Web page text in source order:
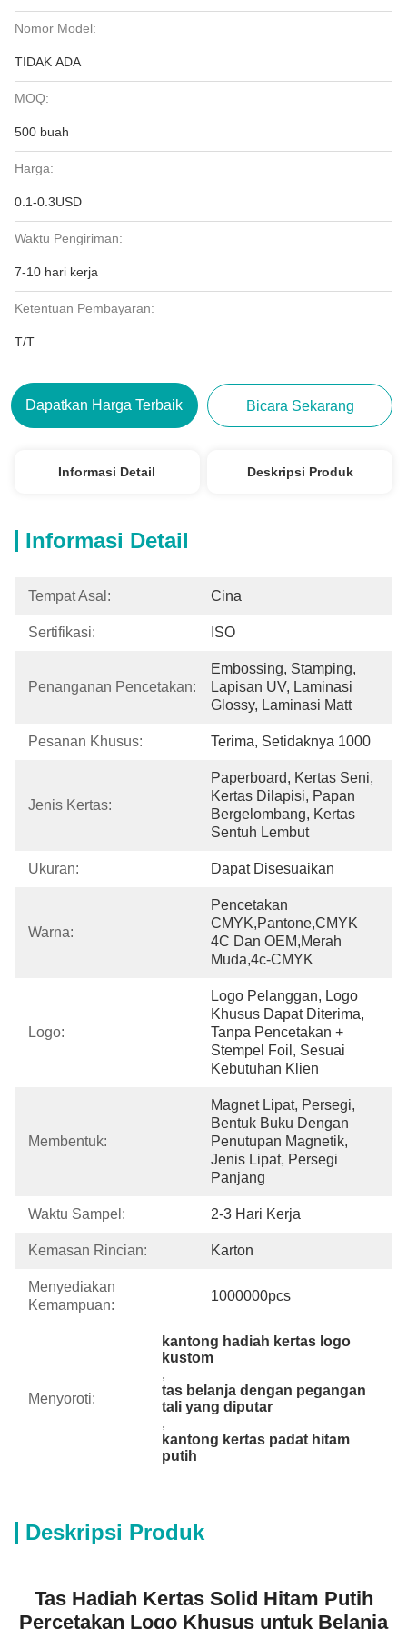
Nomor Model:
TIDAK ADA
MOQ:
500 buah
Harga:
0.1-0.3USD
Waktu Pengiriman:
7-10 hari kerja
Ketentuan Pembayaran:
T/T
Dapatkan Harga Terbaik Bicara Sekarang
Informasi Detail Deskripsi Produk
Informasi Detail
Tempat Asal: Cina
Sertifikasi: ISO
Penanganan Pencetakan:
Embossing, Stamping,
Lapisan UV, Laminasi
Glossy, Laminasi Matt
Pesanan Khusus: Terima, Setidaknya 1000
Jenis Kertas:
Paperboard, Kertas Seni,
Kertas Dilapisi, Papan
Bergelombang, Kertas
Sentuh Lembut
Ukuran: Dapat Disesuaikan
Warna:
Pencetakan
CMYK,Pantone,CMYK
4C Dan OEM,merah
Muda,4c-CMYK
Logo:
Logo Pelanggan, Logo
Khusus Dapat Diterima,
Tanpa Pencetakan +
Stempel Foil, Sesuai
Kebutuhan Klien
Membentuk:
Magnet Lipat, Persegi,
Bentuk Buku Dengan
Penutupan Magnetik,
Jenis Lipat, Persegi
Panjang
Waktu Sampel: 2-3 Hari Kerja
Kemasan Rincian: Karton
Menyediakan
Kemampuan:
1000000pcs
Menyoroti:
kantong hadiah kertas logo
kustom
,
tas belanja dengan pegangan
tali yang diputar
,
kantong kertas padat hitam
putih
Deskripsi Produk
Tas Hadiah Kertas Solid Hitam Putih
Percetakan Logo Khusus untuk Belanja